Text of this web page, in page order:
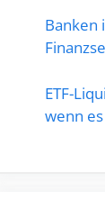
Banken
ETF-
wenn